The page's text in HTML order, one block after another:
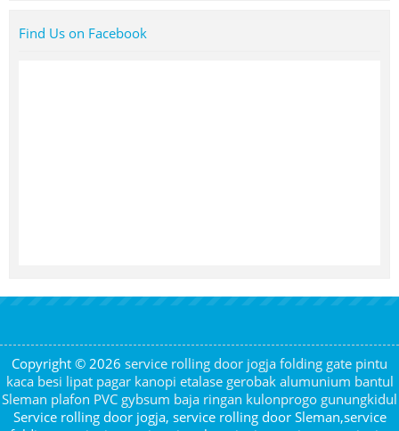
Find Us on Facebook
Copyright © 2026 service rolling door jogja folding gate pintu
kaca besi lipat pagar kanopi etalase gerobak alumunium bantul
Sleman plafon PVC gybsum baja ringan kulonprogo gunungkidul
Service rolling door jogja, service rolling door Sleman,service